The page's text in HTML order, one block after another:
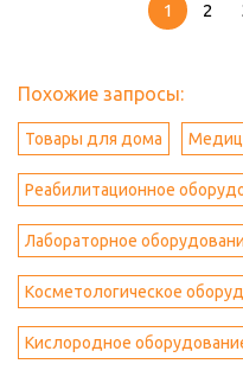
1 2
Похожие запросы:
Товары для дома
Реабилитационное
Лабораторное
Косметологическое
Кислородное